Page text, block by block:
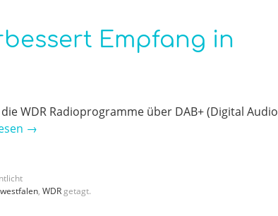
Empfang in
WDR Radioprogramme über DAB+ (Digital Audio
→
, WDR getagt.